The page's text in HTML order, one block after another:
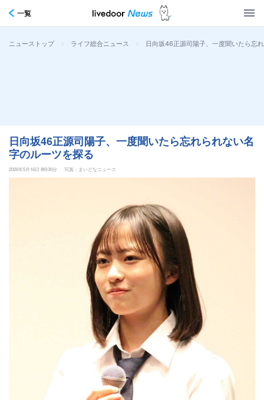
一覧
ニューストップ > ライフ総合ニュース > 日向坂46正源司陽子、一度聞いたら忘
日向坂46正源司陽子、一度聞いたら忘れられない名
字のルーツを探る
2026年5月16日 8時30分 写真：まいどなニュース